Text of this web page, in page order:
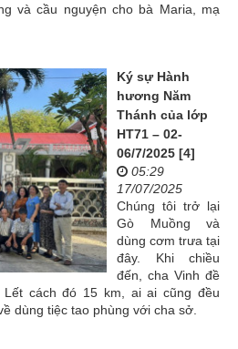
và cầu nguyện cho bà Maria, mạ
Ký sự Hành
hương Năm
Thánh của lớp
HT71 – 02-
06/7/2025 [4]
05:29
17/07/2025
Chúng tôi trở lại
Gò Muồng và
dùng cơm trưa tại
đây. Khi chiều
đến, cha Vinh đề
cách đó 15 km, ai ai cũng đều
dùng tiệc tao phùng với cha sở.